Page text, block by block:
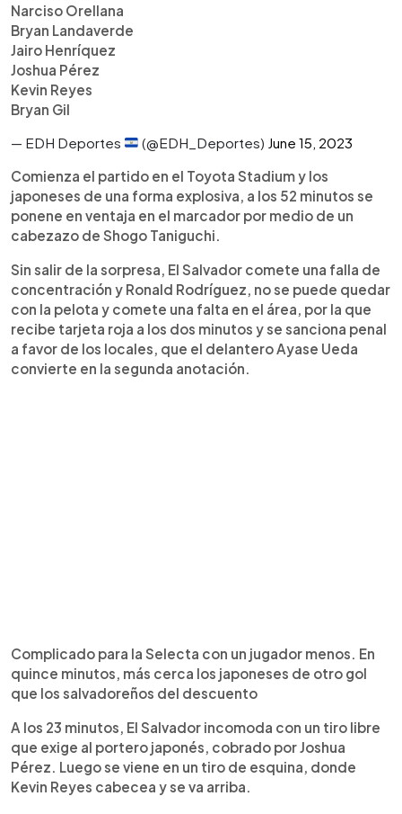
Narciso Orellana
Bryan Landaverde
Jairo Henríquez
Joshua Pérez
Kevin Reyes
Bryan Gil
— EDH Deportes
(@EDH_Deportes) June 15, 2023
Comienza el partido en el Toyota Stadium y los
japoneses de una forma explosiva, a los 52 minutos se
ponene en ventaja en el marcador por medio de un
cabezazo de Shogo Taniguchi.
Sin salir de la sorpresa, El Salvador comete una falla de
concentración y Ronald Rodríguez, no se puede quedar
con la pelota y comete una falta en el área, por la que
recibe tarjeta roja a los dos minutos y se sanciona penal
a favor de los locales, que el delantero Ayase Ueda
convierte en la segunda anotación.
Complicado para la Selecta con un jugador menos. En
quince minutos, más cerca los japoneses de otro gol
que los salvadoreños del descuento
A los 23 minutos, El Salvador incomoda con un tiro libre
que exige al portero japonés, cobrado por Joshua
Pérez. Luego se viene en un tiro de esquina, donde
Kevin Reyes cabecea y se va arriba.